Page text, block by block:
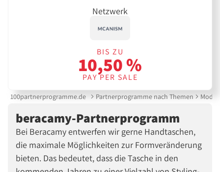
Netzwerk
BIS ZU
10,50 %
PAY PER SALE
100partnerprogramme.de Partnerprogramme nach Themen Mode
beracamy-Partnerprogramm
Bei Beracamy entwerfen wir gerne Handtaschen,
die maximale Möglichkeiten zur Formveränderung
bieten. Das bedeutet, dass die Tasche in den